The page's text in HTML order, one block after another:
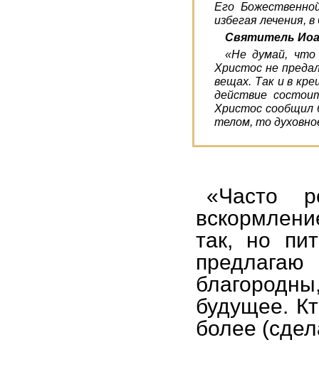
Его
избегая лечения,
Святитель
«Не думай,
Христос не
вещах. Так и в
действие
Христос сообщил
телом, то
«Часто
так, но
будущее.
более